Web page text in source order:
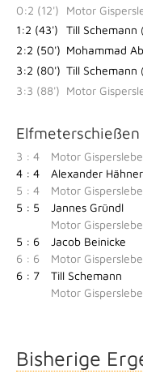
0:2 (12')
Motor
1:2 (43')
Till Schemann
2:2 (50') Mohammad
3:2 (80') Till Schemann
3:3 (88') Motor
Elfmeterschießen
3 : 4
Motor
4 : 4
Alexander
5 : 4
Motor
5 : 5
Jannes Gründl
Motor
5 : 6
Jacob Beinicke
6 : 6
Motor
6 : 7
Till Schemann
Motor
Bisherige